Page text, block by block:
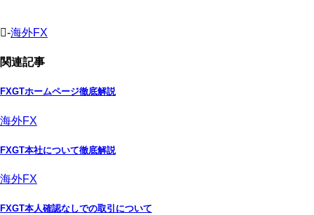
-海外FX
関連記事
FXGTホームページ徹底解説
海外FX
FXGT本社について徹底解説
海外FX
FXGT本人確認なしでの取引について